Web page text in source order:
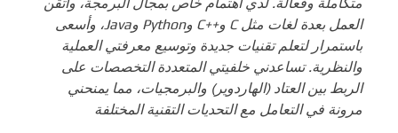
متكاملة وفعالة. لدي اهتمام خاص بمجال البرمجة، وأتقن
العمل بعدة لغات مثل C و++C وPython وJava، وأسعى
باستمرار لتعلم تقنيات جديدة وتوسيع معرفتي العملية
والنظرية. تساعدني خلفيتي المتعددة التخصصات على
الربط بين العتاد (الهاردوير) والبرمجيات، مما يمنحني
مرونة في التعامل مع التحديات التقنية المختلفة